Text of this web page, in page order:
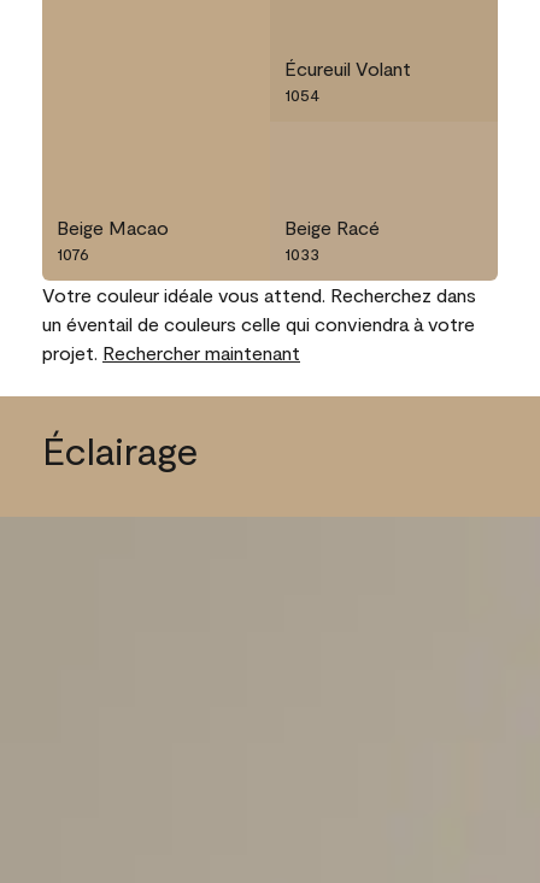
Beige Macao
1076
Écureuil Volant
1054
Beige Racé
1033
Votre couleur idéale vous attend. Recherchez dans
un éventail de couleurs celle qui conviendra à votre
projet. Rechercher maintenant
Éclairage